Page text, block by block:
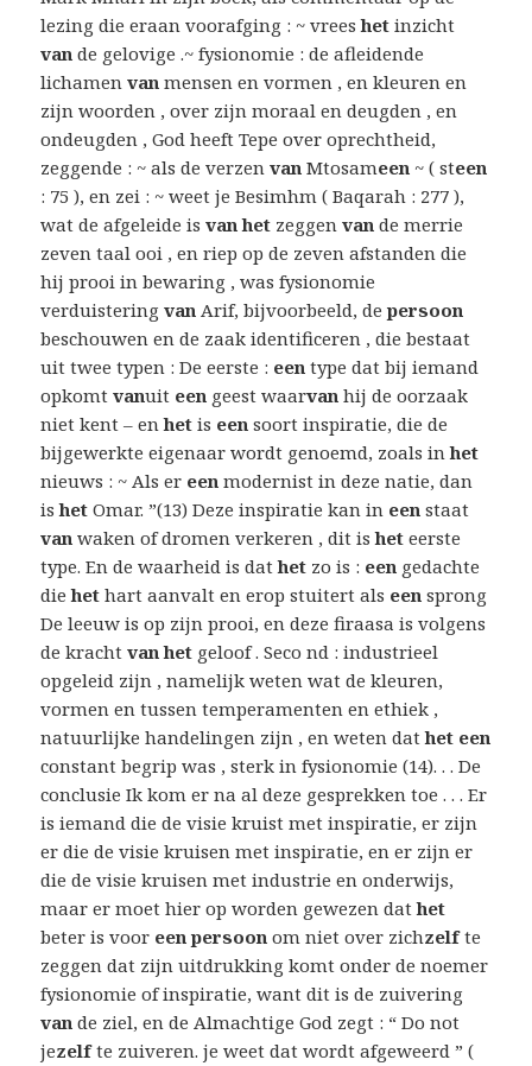
lezing die eraan voorafging : ~ vreeshet inzicht
van de gelovige .~ fysionomie : de afleidende
lichamenvan mensen en vormen , en kleuren en
zijn woorden , over zijn moraal en deugden , en
ondeugden , God heeft Tepe over oprechtheid,
zeggende : ~ als de verzenvan Mtosameen ~ ( steen
: 75 ), en zei : ~ weet je Besimhm ( Baqarah : 277 ),
wat de afgeleide isvan het zeggenvan de merrie
zeven taal ooi , en riep op de zeven afstanden die
hij prooi in bewaring , was fysionomie
verduisteringvan Arif, bijvoorbeeld, depersoon
beschouwen en de zaak identificeren , die bestaat
uit twee typen : De eerste : een type dat bij iemand
opkomtvanuit een geest waarvan hij de oorzaak
niet kent – enhet is een soort inspiratie, die de
bijgewerkte eigenaar wordt genoemd, zoals inhet
nieuws : ~ Als er een modernist in deze natie, dan
ishet Omar. ”(13) Deze inspiratie kan in een staat
van waken of dromen verkeren , dit ishet eerste
type. En de waarheid is dathet zo is : een gedachte
diehet hart aanvalt en erop stuitert als een sprong
De leeuw is op zijn prooi, en deze firaasa is volgens
de krachtvan het geloof . Seco nd : industrieel
opgeleid zijn , namelijk weten wat de kleuren,
vormen en tussen temperamenten en ethiek ,
natuurlijke handelingen zijn , en weten dathet een
constant begrip was , sterk in fysionomie (14). . . De
conclusie Ik kom er na al deze gesprekken toe . . . Er
is iemand die de visie kruist met inspiratie, er zijn
er die de visie kruisen met inspiratie, en er zijn er
die de visie kruisen met industrie en onderwijs,
maar er moet hier op worden gewezen dathet
beter is voor een persoon om niet over zichzelfte
zeggen dat zijn uitdrukking komt onder de noemer
fysionomie of inspiratie, want dit is de zuivering
van de ziel, en de Almachtige God zegt : “ Do not
jezelfte zuiveren. je weet dat wordt afgeweerd ” (